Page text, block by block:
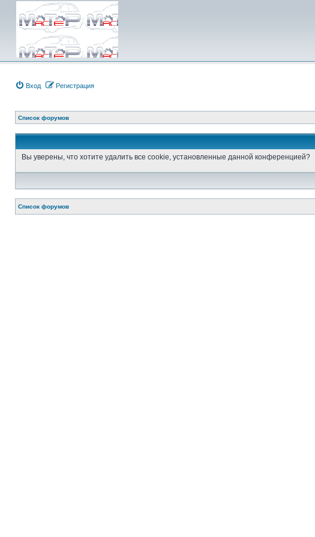
Вход Регистрация
Список форумов
Вы уверены, что хотите удалить все cookie, установленные данной конференцией?
Список форумов